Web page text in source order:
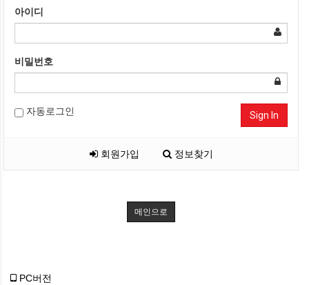
아이디
비밀번호
자동로그인 Sign In
회원가입 정보찾기
메인으로
PC버전